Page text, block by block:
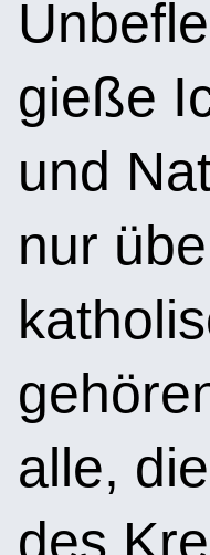
gieße
und
nur
alle,
des